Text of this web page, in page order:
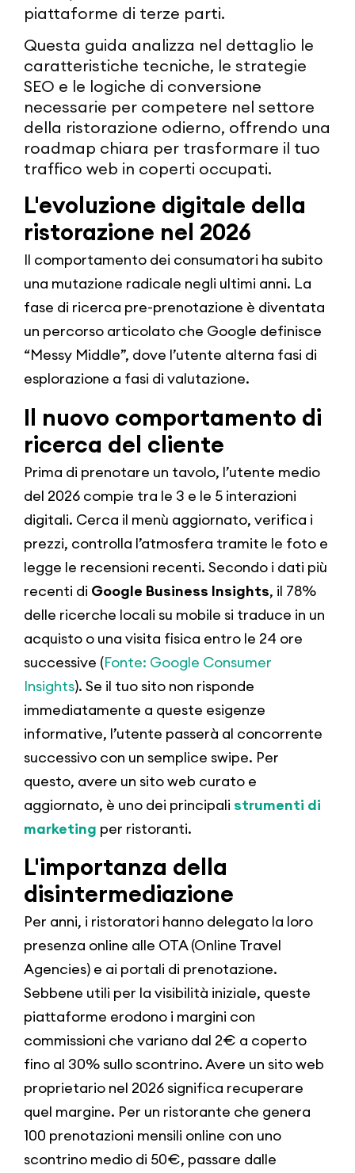
piattaforme di terze parti.
Questa guida analizza nel dettaglio le
caratteristiche tecniche, le strategie
SEO e le logiche di conversione
necessarie per competere nel settore
della ristorazione odierno, offrendo una
roadmap chiara per trasformare il tuo
traffico web in coperti occupati.
L'evoluzione digitale della
ristorazione nel 2026
Il comportamento dei consumatori ha subito
una mutazione radicale negli ultimi anni. La
fase di ricerca pre-prenotazione è diventata
un percorso articolato che Google definisce
“Messy Middle”, dove l’utente alterna fasi di
esplorazione a fasi di valutazione.
Il nuovo comportamento di
ricerca del cliente
Prima di prenotare un tavolo, l’utente medio
del 2026 compie tra le 3 e le 5 interazioni
digitali. Cerca il menù aggiornato, verifica i
prezzi, controlla l’atmosfera tramite le foto e
legge le recensioni recenti. Secondo i dati più
recenti di Google Business Insights, il 78%
delle ricerche locali su mobile si traduce in un
acquisto o una visita fisica entro le 24 ore
successive (Fonte: Google Consumer
Insights). Se il tuo sito non risponde
immediatamente a queste esigenze
informative, l’utente passerà al concorrente
successivo con un semplice swipe. Per
questo, avere un sito web curato e
aggiornato, è uno dei principali strumenti di
marketing per ristoranti.
L'importanza della
disintermediazione
Per anni, i ristoratori hanno delegato la loro
presenza online alle OTA (Online Travel
Agencies) e ai portali di prenotazione.
Sebbene utili per la visibilità iniziale, queste
piattaforme erodono i margini con
commissioni che variano dal 2€ a coperto
fino al 30% sullo scontrino. Avere un sito web
proprietario nel 2026 significa recuperare
quel margine. Per un ristorante che genera
100 prenotazioni mensili online con uno
scontrino medio di 50€, passare dalle